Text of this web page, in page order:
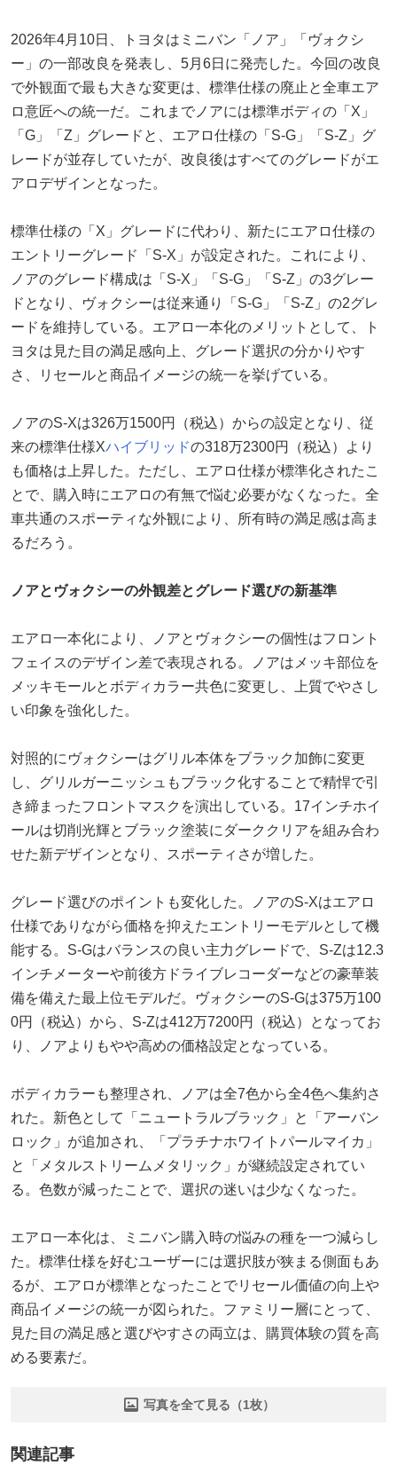
2026年4月10日、トヨタはミニバン「ノア」「ヴォクシ
ー」の一部改良を発表し、5月6日に発売した。今回の改良
で外観面で最も大きな変更は、標準仕様の廃止と全車エア
ロ意匠への統一だ。これまでノアには標準ボディの「X」
「G」「Z」グレードと、エアロ仕様の「S-G」「S-Z」グ
レードが並存していたが、改良後はすべてのグレードがエ
アロデザインとなった。
標準仕様の「X」グレードに代わり、新たにエアロ仕様の
エントリーグレード「S-X」が設定された。これにより、
ノアのグレード構成は「S-X」「S-G」「S-Z」の3グレー
ドとなり、ヴォクシーは従来通り「S-G」「S-Z」の2グレ
ードを維持している。エアロ一本化のメリットとして、ト
ヨタは見た目の満足感向上、グレード選択の分かりやす
さ、リセールと商品イメージの統一を挙げている。
ノアのS-Xは326万1500円（税込）からの設定となり、従
来の標準仕様Xハイブリッドの318万2300円（税込）より
も価格は上昇した。ただし、エアロ仕様が標準化されたこ
とで、購入時にエアロの有無で悩む必要がなくなった。全
車共通のスポーティな外観により、所有時の満足感は高ま
るだろう。
ノアとヴォクシーの外観差とグレード選びの新基準
エアロ一本化により、ノアとヴォクシーの個性はフロント
フェイスのデザイン差で表現される。ノアはメッキ部位を
メッキモールとボディカラー共色に変更し、上質でやさし
い印象を強化した。
対照的にヴォクシーはグリル本体をブラック加飾に変更
し、グリルガーニッシュもブラック化することで精悍で引
き締まったフロントマスクを演出している。17インチホイ
ールは切削光輝とブラック塗装にダーククリアを組み合わ
せた新デザインとなり、スポーティさが増した。
グレード選びのポイントも変化した。ノアのS-Xはエアロ
仕様でありながら価格を抑えたエントリーモデルとして機
能する。S-Gはバランスの良い主力グレードで、S-Zは12.3
インチメーターや前後方ドライブレコーダーなどの豪華装
備を備えた最上位モデルだ。ヴォクシーのS-Gは375万100
0円（税込）から、S-Zは412万7200円（税込）となってお
り、ノアよりもやや高めの価格設定となっている。
ボディカラーも整理され、ノアは全7色から全4色へ集約さ
れた。新色として「ニュートラルブラック」と「アーバン
ロック」が追加され、「プラチナホワイトパールマイカ」
と「メタルストリームメタリック」が継続設定されてい
る。色数が減ったことで、選択の迷いは少なくなった。
エアロ一本化は、ミニバン購入時の悩みの種を一つ減らし
た。標準仕様を好むユーザーには選択肢が狭まる側面もあ
るが、エアロが標準となったことでリセール価値の向上や
商品イメージの統一が図られた。ファミリー層にとって、
見た目の満足感と選びやすさの両立は、購買体験の質を高
める要素だ。
写真を全て見る（1枚）
関連記事